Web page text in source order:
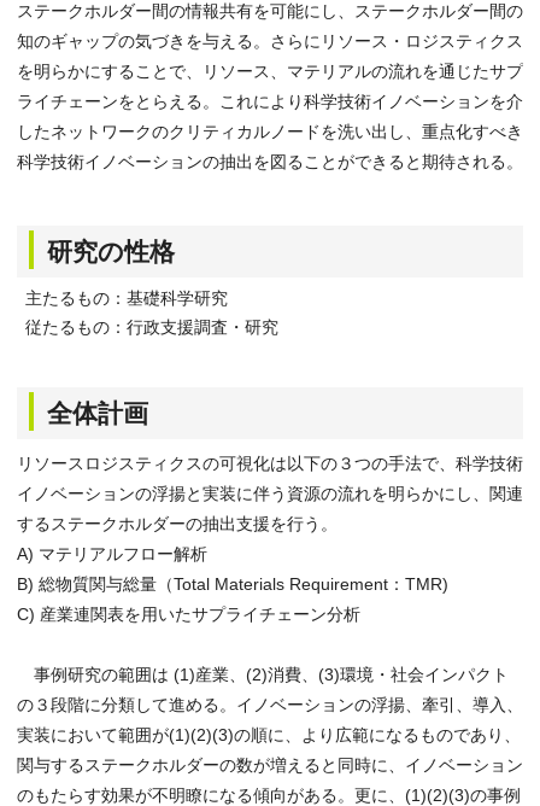
ステークホルダー間の情報共有を可能にし、ステークホルダー間の
知のギャップの気づきを与える。さらにリソース・ロジスティクス
を明らかにすることで、リソース、マテリアルの流れを通じたサプ
ライチェーンをとらえる。これにより科学技術イノベーションを介
したネットワークのクリティカルノードを洗い出し、重点化すべき
科学技術イノベーションの抽出を図ることができると期待される。
研究の性格
主たるもの：基礎科学研究
従たるもの：行政支援調査・研究
全体計画
リソースロジスティクスの可視化は以下の３つの手法で、科学技術
イノベーションの浮揚と実装に伴う資源の流れを明らかにし、関連
するステークホルダーの抽出支援を行う。
A) マテリアルフロー解析
B) 総物質関与総量（Total Materials Requirement：TMR)
C) 産業連関表を用いたサプライチェーン分析
事例研究の範囲は (1)産業、(2)消費、(3)環境・社会インパクト
の３段階に分類して進める。イノベーションの浮揚、牽引、導入、
実装において範囲が(1)(2)(3)の順に、より広範になるものであり、
関与するステークホルダーの数が増えると同時に、イノベーション
のもたらす効果が不明瞭になる傾向がある。更に、(1)(2)(3)の事例